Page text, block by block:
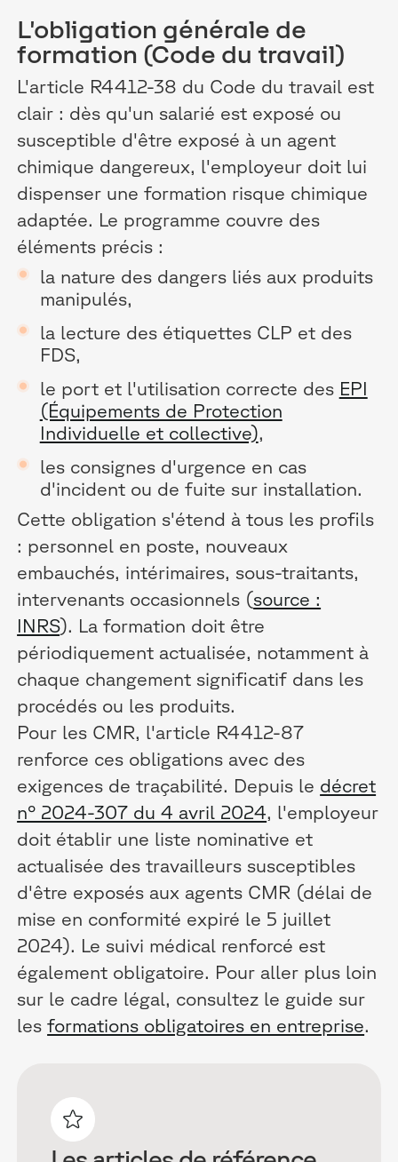
L'obligation générale de
formation (Code du travail)
L'article R4412-38 du Code du travail est
clair : dès qu'un salarié est exposé ou
susceptible d'être exposé à un agent
chimique dangereux, l'employeur doit lui
dispenser une formation risque chimique
adaptée. Le programme couvre des
éléments précis :
la nature des dangers liés aux produits
manipulés,
la lecture des étiquettes CLP et des
FDS,
le port et l'utilisation correcte des EPI
(Équipements de Protection
Individuelle et collective),
les consignes d'urgence en cas
d'incident ou de fuite sur installation.
Cette obligation s'étend à tous les profils
: personnel en poste, nouveaux
embauchés, intérimaires, sous-traitants,
intervenants occasionnels (source :
INRS). La formation doit être
périodiquement actualisée, notamment à
chaque changement significatif dans les
procédés ou les produits.
Pour les CMR, l'article R4412-87
renforce ces obligations avec des
exigences de traçabilité. Depuis le décret
n° 2024-307 du 4 avril 2024, l'employeur
doit établir une liste nominative et
actualisée des travailleurs susceptibles
d'être exposés aux agents CMR (délai de
mise en conformité expiré le 5 juillet
2024). Le suivi médical renforcé est
également obligatoire. Pour aller plus loin
sur le cadre légal, consultez le guide sur
lesformations obligatoires en entreprise.